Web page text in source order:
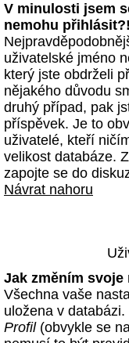
V minulosti jsem
nemohu přihlásit?!
uživatelské jméno
který jste obdrželi
nějakého důvodu
druhý případ, pak
příspěvek. Je to
uživatelé, kteří
velikost databáze.
zapojte se do
Návrat nahoru
Jak změním svoje
Všechna vaše
uložena v
Profil(obvykle se